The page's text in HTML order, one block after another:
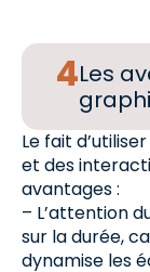
Les
Le fait
et des
avantages :
– L’attention
sur la durée,
dynamise les